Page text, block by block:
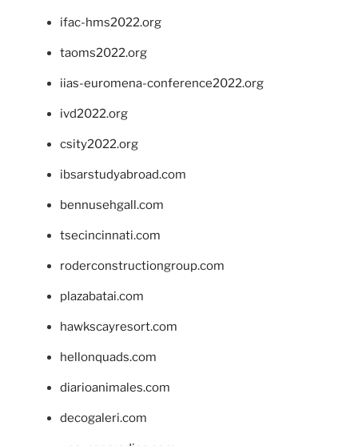
ifac-hms2022.org
taoms2022.org
iias-euromena-conference2022.org
ivd2022.org
csity2022.org
ibsarstudyabroad.com
bennusehgall.com
tsecincinnati.com
roderconstructiongroup.com
plazabatai.com
hawkscayresort.com
hellonquads.com
diarioanimales.com
decogaleri.com